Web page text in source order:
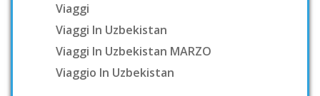
Viaggi
Viaggi In Uzbekistan
Viaggi In Uzbekistan MARZO
Viaggio In Uzbekistan